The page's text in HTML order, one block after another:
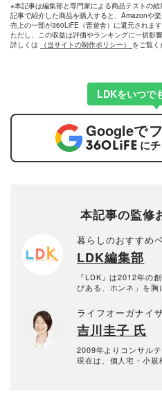
※本記事は編集部と専門家による商品テストの結
記事で紹介した商品を購入すると、Amazonや
売上の一部が360LiFE（晋遊舎）に還元されます
ただし、この収益は評価やランキングに一切影響
詳しくは
（当サイトの制作ポリシー） をご覧く
LDKをいつで
Googleで
に
本記事の監修
暮らしのおすすめ
LDK編集部
『LDK』は2012年の
びある、ホンネ」を胸
発行の雑誌とWebサイ
ア、食品まで、あらゆ
証。編集部と専門家、
て見つけた「本当に良
選してあなたにお届け
名以上の編集体制で日
ライフオーガナイ
吉川圭子 氏
2009年よりコンサル
現在は、個人宅・小規